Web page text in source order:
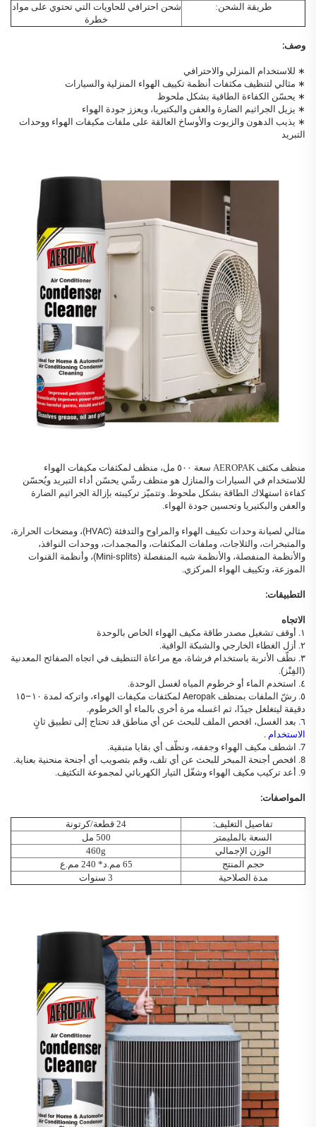
طريقة الشحن:
شحن احترافي للحاويات التي تحتوي على مواد
خطرة
وصف:
∗ للاستخدام المنزلي والاحترافي
∗ مثالي لتنظيف مكثفات أنظمة تكييف الهواء المنزلية والسيارات
∗ يحسّن الكفاءة الطاقية بشكل ملحوظ
∗ يزيل الجراثيم الضارة والعفن والبكتيريا، ويعزز جودة الهواء
∗ يذيب الدهون والزيوت والأوساخ العالقة على ملفات مكيفات الهواء ووحدات
التبريد
منظف مكثف AEROPAK
سعة ٥٠٠ مل، منظف لمكثفات مكيفات الهواء
للاستخدام في السيارات والمنازل هو منظف رشّي يحسّن أداء التبريد ويُحسّن
كفاءة استهلاك الطاقة بشكل ملحوظ. وتتميّز تركيبته بإزالة الجراثيم الضارة
والعفن والبكتيريا وتحسين جودة الهواء.
مثالي لصيانة وحدات تكييف الهواء والمراوح والتدفئة (HVAC)، ومضخات الحرارة،
والمتبخرات، والثلاجات، وملفات المكثفات، والمجمدات، ووحدات النوافذ،
والأنظمة المنفصلة، والأنظمة شبه المنفصلة (Mini-splits)، وأنظمة القنوات
الموزعة، وتكييف الهواء المركزي.
التطبيقات:
الاتجاه
١. أوقف تشغيل مصدر طاقة مكيف الهواء الخاص بالوحدة
٢. أزل الغطاء الخارجي والشبكة الواقية.
٣. نظّف الأتربة باستخدام فرشاة، مع مراعاة التنظيف في اتجاه الصفائح المعدنية
(الفِنْز).
٤. استخدم الماء أو خرطوم المياه لغسل الوحدة.
٥. رشّ الملفات بمنظف Aeropak لمكثفات مكيفات الهواء، واتركه لمدة ١٠–١٥
دقيقة ليتغلغل جيدًا، ثم اغسله مرة أخرى بالماء أو الخرطوم.
٦. بعد الغسل، افحص الملف للبحث عن أي مناطق قد تحتاج إلى تطبيق ثانٍ
الاستخدام .
7. اشطف مكيف الهواء وجففه، ونظّف أي بقايا متبقية.
8. افحص أجنحة المبخر للبحث عن أي تلف، وقم بتصويب أي أجنحة منحنية بعناية.
9. أعد تركيب مكيف الهواء وشغّل التيار الكهربائي لمجموعة التكثيف.
المواصفات:
تفاصيل التغليف:
24 قطعة/كرتونة
السعة بالمليمتر
500 مل
الوزن الإجمالي
460g
حجم المنتج
65 مم.د* 240 مم.ع
مدة الصلاحية
3 سنوات